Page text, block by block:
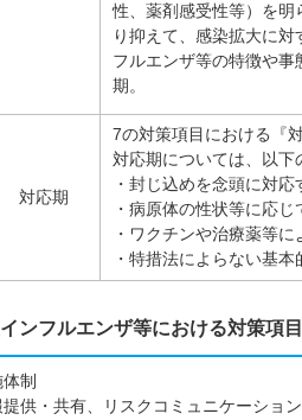
性、薬剤感受性等）を明
り抑えて、感染拡大に
フルエンザ等の特徴や
期。
対応期
7の対策項目における『
対応期については、以下
・封じ込めを念頭に対応
・病原体の性状等に応じ
・ワクチンや治療薬等
・特措法によらない基
ンフルエンザ等における対策項目
制
提供・共有、リスクコミュニケーション